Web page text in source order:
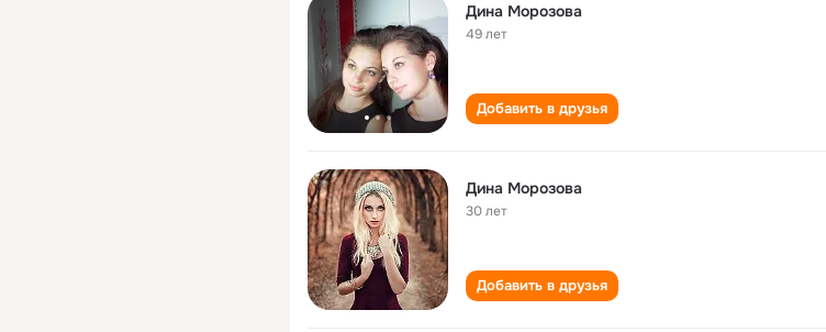
Дина Морозова
49 лет
Добавить в друзья
Дина Морозова
30 лет
Добавить в друзья